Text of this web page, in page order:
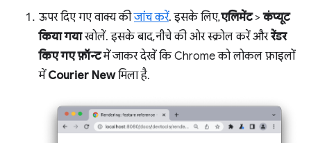
ऊपर दिए गए वाक्य कीजांच करें. इसके लिए,एलिमेंट>कंप्यूट
किया गयाखोलें. इसके बाद, नीचे की ओर स्क्रोल करें औररेंडर
किए गए फ़ॉन्टमें जाकर देखें कि Chrome को लोकल फ़ाइलों
मेंCourier Newमिला है.